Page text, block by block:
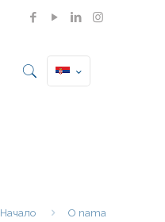
Начало O nama